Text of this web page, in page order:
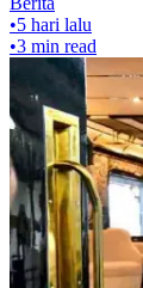
•5 hari lalu
•3 min read